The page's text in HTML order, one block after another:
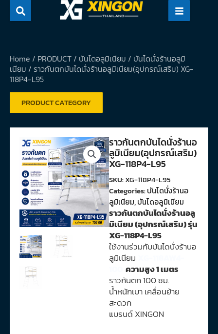
Skip
Home / PRODUCT / บันไดอลูมิเนียม / บันไดนั่งร้านอลูมิ
เนียม / ราวกันตกบันไดนั่งร้านอลูมิเนียม(อุปกรณ์เสริม) XG-
118P4-L95
PRODUCT CATEGORY
ราวกันตกบันไดนั่งร้านอ
ลูมิเนียม(อุปกรณ์เสริม)
XG-118P4-L95
SKU:XG-118P4-L95
Categories:บันไดนั่งร้านอ
ลูมิเนียม,บันไดอลูมิเนียม
ราวกันตกบันไดนั่งร้านอลู
มิเนียม (อุปกรณ์เสริม) รุ่น
XG-118P4-L95
ใช้งานร่วมกับบันไดนั่งร้านอ
ลูมิเนียม
ความสูง 1 เมตร
ราวกันตก 100 ซม.
น้ำหนักเบา เคลื่อนย้าย
สะดวก
แบรนด์ XINGON